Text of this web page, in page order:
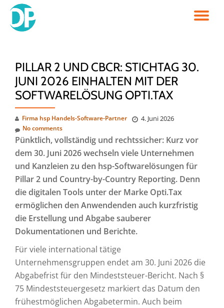
Skip
PILLAR 2 UND CBCR: STICHTAG 30.
JUNI 2026 EINHALTEN MIT DER
SOFTWARELÖSUNG OPTI.TAX
Firma hsp Handels-Software-Partner 4. Juni 2026
No comments
Pünktlich, vollständig und rechtssicher: Kurz vor
dem 30. Juni 2026 wechseln viele Unternehmen
und Kanzleien zu den hsp-Softwarelösungen für
Pillar 2 und Country-by-Country Reporting. Denn
die digitalen Tools unter der Marke Opti.Tax
ermöglichen den Anwendenden auch kurzfristig
die Erstellung und Abgabe sauberer
Dokumentationen und Berichte.
Für viele international tätige
Unternehmensgruppen endet am 30. Juni 2026 die
Abgabefrist für den Mindeststeuer-Bericht. Nach §
75 Mindeststeuergesetz markiert das Datum den
frühestmöglichen Abgabetermin. Auch beim